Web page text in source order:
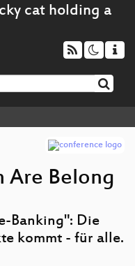
Are Belong
Banking": Die
kommt - für alle.